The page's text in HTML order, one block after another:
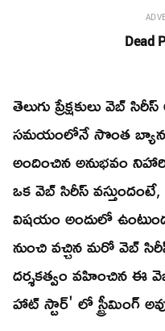
Dead
తెలుగు ప్రేక్షకులు వెబ్
సమయంలోనే సొంత
అందించిన అనుభవం
ఒక వెబ్ సిరీస్
విషయం అందులో
నుంచి వచ్చిన మరో వెబ్
దర్శకత్వం వహించిన ఈ
హాట్ స్టార్' లో స్ట్రీమింగ్